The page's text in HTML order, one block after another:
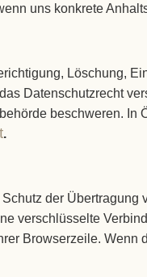
uns konkrete
Löschung,
Datenschutzrecht
beschweren. In
.
der
verschlüsselte
Browserzeile.